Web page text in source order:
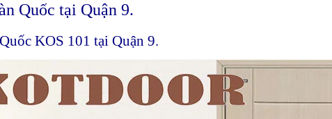
Quốc tại Quận 9.
KOS 101 tại Quận 9.